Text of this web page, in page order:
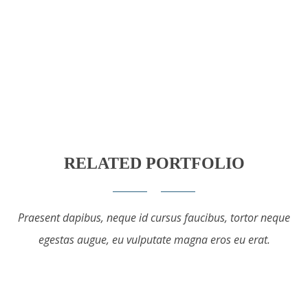
RELATED PORTFOLIO
Praesent dapibus, neque id cursus faucibus, tortor neque
egestas augue, eu vulputate magna eros eu erat.